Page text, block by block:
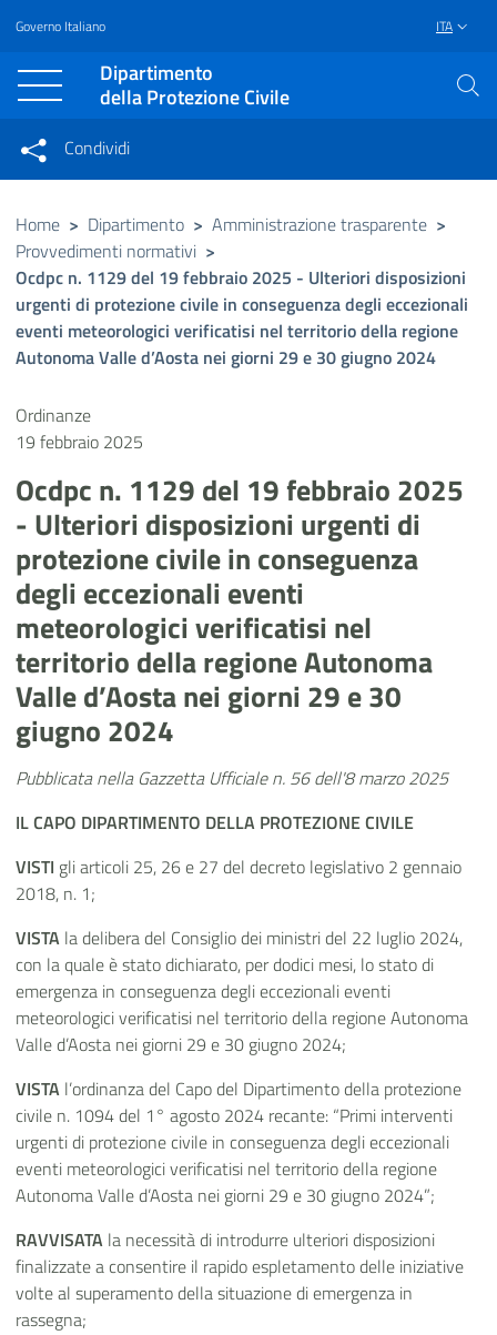
Vai al contenuto principale
Raggiungi il piè di pagina
Governo Italiano ITA
Dipartimento
della Protezione Civile
Condividi su Facebook
Condividi su Twitter
Condividi su LinkedIn
Condividi
Condividi sui social network
Home > Dipartimento > Amministrazione trasparente >
Provvedimenti normativi >
Ocdpc n. 1129 del 19 febbraio 2025 - Ulteriori disposizioni
urgenti di protezione civile in conseguenza degli eccezionali
eventi meteorologici verificatisi nel territorio della regione
Autonoma Valle d’Aosta nei giorni 29 e 30 giugno 2024
Ordinanze
19 febbraio 2025
Ocdpc n. 1129 del 19 febbraio 2025
- Ulteriori disposizioni urgenti di
protezione civile in conseguenza
degli eccezionali eventi
meteorologici verificatisi nel
territorio della regione Autonoma
Valle d’Aosta nei giorni 29 e 30
giugno 2024
Pubblicata nella Gazzetta Ufficiale n. 56 dell'8 marzo 2025
​​​​​ILCAPO DIPARTIMENTO DELLA PROTEZIONE CIVILE
VISTI gli articoli 25, 26 e 27 del decreto legislativo 2 gennaio
2018, n. 1;
VISTA la delibera del Consiglio dei ministri del 22 luglio 2024,
con la quale è stato dichiarato, per dodici mesi, lo stato di
emergenza in conseguenza degli eccezionali eventi
meteorologici verificatisi nel territorio della regione Autonoma
Valle d’Aosta nei giorni 29 e 30 giugno 2024;
VISTA l’ordinanza del Capo del Dipartimento della protezione
civile n. 1094 del 1° agosto 2024 recante: “Primi interventi
urgenti di protezione civile in conseguenza degli eccezionali
eventi meteorologici verificatisi nel territorio della regione
Autonoma Valle d’Aosta nei giorni 29 e 30 giugno 2024”;
RAVVISATA la necessità di introdurre ulteriori disposizioni
finalizzate a consentire il rapido espletamento delle iniziative
volte al superamento della situazione di emergenza in
rassegna;